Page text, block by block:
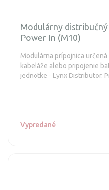
Modulárny distribučný
Power In (M10)
Modulárna prípojnica
kabeláže alebo pripojenie
jednotke - Lynx Distributor.
Vypredané